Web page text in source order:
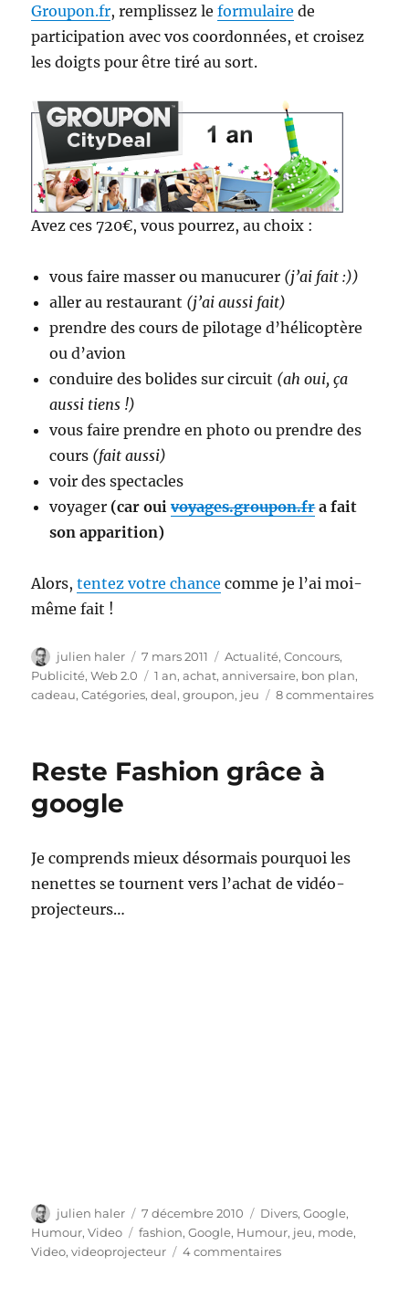
Groupon.fr, remplissez leformulaire de
participation avec vos coordonnées, et croisez
les doigts pour être tiré au sort.
Avez ces 720€, vous pourrez, au choix :
vous faire masser ou manucurer (j’ai fait :))
aller au restaurant (j’ai aussi fait)
prendre des cours de pilotage d’hélicoptère
ou d’avion
conduire des bolides sur circuit (ah oui, ça
aussi tiens !)
vous faire prendre en photo ou prendre des
cours (fait aussi)
voir des spectacles
voyager (car ouivoyages.groupon.fra fait
son apparition)
Alors,tentez votre chance comme je l’ai moi-
même fait !
Auteur
julien haler
Publié
le
7 mars 2011 Catégories
Actualité,Concours,
Publicité,Web 2.0 Étiquettes
1 an,achat,anniversaire, bon plan,
cadeau,Catégories,deal,groupon, jeu 8 commentairessur
Reste Fashion grâce à
google
Je comprends mieux désormais pourquoi les
nenettes se tournent vers l’achat de vidéo-
projecteurs…
Auteur
julien haler
Publié
le
7 décembre 2010 Catégories
Divers,Google,
Humour,Video Étiquettes
fashion,Google, Humour, jeu, mode,
Video,videoprojecteur 4 commentairessur